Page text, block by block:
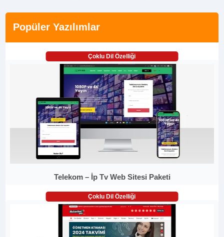
Popüler Yazılımlar
Çoklu Dil Özelliği
Telekom – İp Tv Web Sitesi Paketi
Çoklu Dil Özelliği